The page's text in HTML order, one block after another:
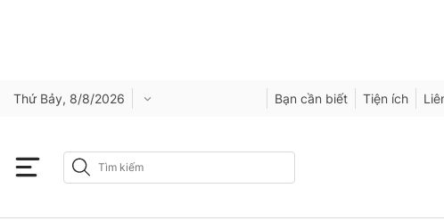
Thứ Bảy, 8/8/2026 Bạn cần biết Tiện ích